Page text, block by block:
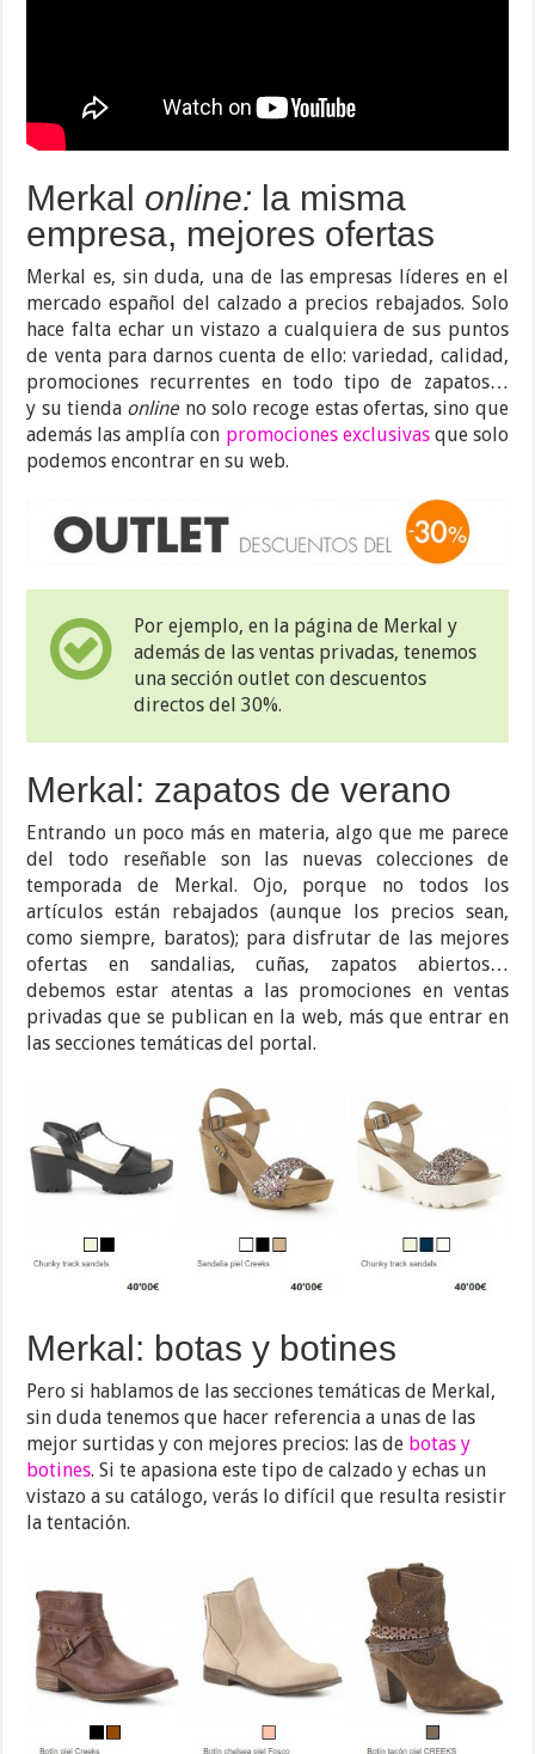
Merkal online: la misma
empresa, mejores ofertas
Merkal es, sin duda, una de las empresas líderes en el
mercado español del calzado a precios rebajados. Solo
hace falta echar un vistazo a cualquiera de sus puntos
de venta para darnos cuenta de ello: variedad, calidad,
promociones recurrentes en todo tipo de zapatos…
y su tienda online no solo recoge estas ofertas, sino que
además las amplía con promociones exclusivasque solo
podemos encontrar en su web.
Por ejemplo, en la página de Merkal y
además de las ventas privadas, tenemos
una sección outlet con descuentos
directos del 30%.
Merkal: zapatos de verano
Entrando un poco más en materia, algo que me parece
del todo reseñable son las nuevas colecciones de
temporada de Merkal. Ojo, porque no todos los
artículos están rebajados (aunque los precios sean,
como siempre, baratos); para disfrutar de las mejores
ofertas en sandalias, cuñas, zapatos abiertos…
debemos estar atentas a las promociones en ventas
privadas que se publican en la web, más que entrar en
las secciones temáticas del portal.
Merkal: botas y botines
Pero si hablamos de las secciones temáticas de Merkal,
sin duda tenemos que hacer referencia a unas de las
mejor surtidas y con mejores precios: las de botas y
botines. Si te apasiona este tipo de calzado y echas un
vistazo a su catálogo, verás lo difícil que resulta resistir
la tentación.